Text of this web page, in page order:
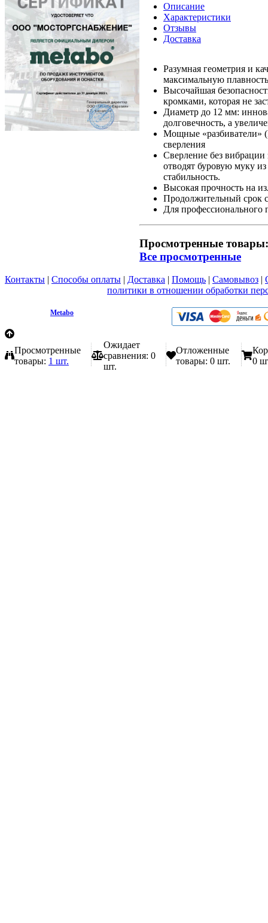
Описание
Характеристики
Отзывы
Доставка
Разумная геометрия и
максимальную
Высочайшая
кромками, которая не
Диаметр до 12 мм:
долговечность, а
Мощные «разбиватели»
сверления
Сверление без
отводят буровую муку
стабильность.
Высокая прочность на
Продолжительный срок
Для профессионального
Просмотренные товары:
Все просмотренные
Контакты | Способы оплаты | Доставка | Помощь | Самовывоз |
политики в отношении обработки
Metabo
Просмотренные
товары: 1 шт.
Ожидает
сравнения: 0
шт.
Отложенные
товары: 0 шт.
0